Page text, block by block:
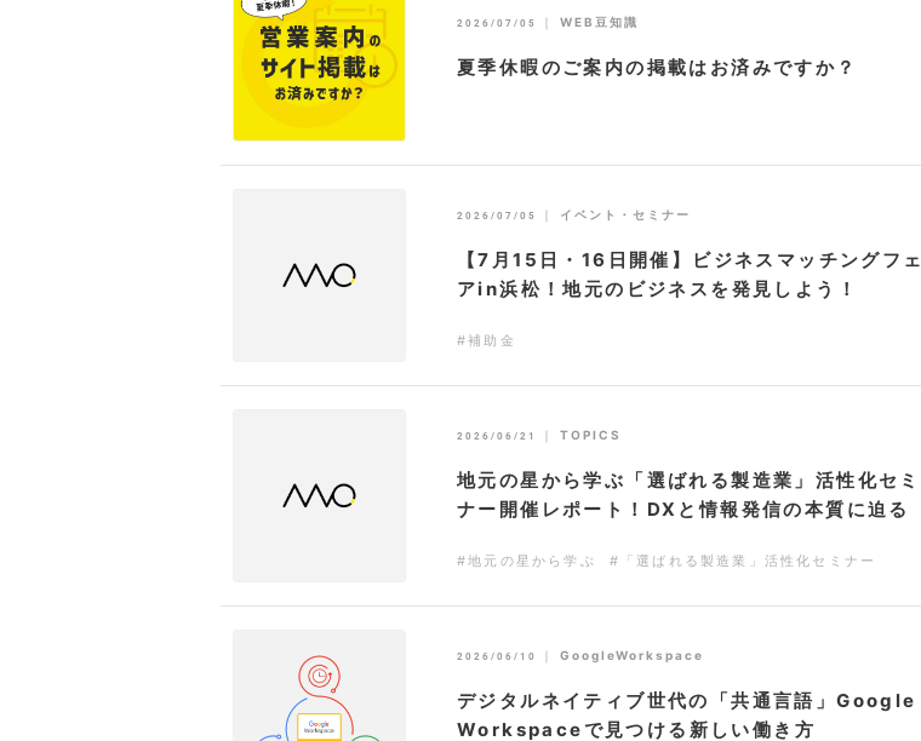
2026/07/05 ｜ WEB豆知識
夏季休暇のご案内の掲載はお済みですか？
2026/07/05 ｜ イベント・セミナー
【7月15日・16日開催】ビジネスマッチングフェ
アin浜松！地元のビジネスを発見しよう！
#補助金
2026/06/21 ｜ TOPICS
地元の星から学ぶ「選ばれる製造業」活性化セミ
ナー開催レポート！DXと情報発信の本質に迫る
#地元の星から学ぶ #「選ばれる製造業」活性化セミナー
2026/06/10 ｜ GoogleWorkspace
デジタルネイティブ世代の「共通言語」Google
Workspaceで見つける新しい働き方